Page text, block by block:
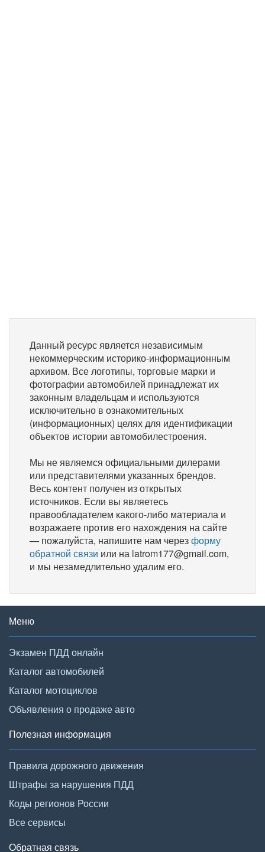
Данный ресурс является независимым
некоммерческим историко-информационным
архивом. Все логотипы, торговые марки и
фотографии автомобилей принадлежат их
законным владельцам и используются
исключительно в ознакомительных
(информационных) целях для идентификации
объектов истории автомобилестроения.
Мы не являемся официальными дилерами
или представителями указанных брендов.
Весь контент получен из открытых
источников. Если вы являетесь
правообладателем какого-либо материала и
возражаете против его нахождения на сайте
— пожалуйста, напишите нам черезформу
обратной связи или на latrom177@gmail.com,
и мы незамедлительно удалим его.
Меню
Экзамен ПДД онлайн
Каталог автомобилей
Каталог мотоциклов
Объявления о продаже авто
Полезная информация
Правила дорожного движения
Штрафы за нарушения ПДД
Коды регионов России
Все сервисы
Обратная связь